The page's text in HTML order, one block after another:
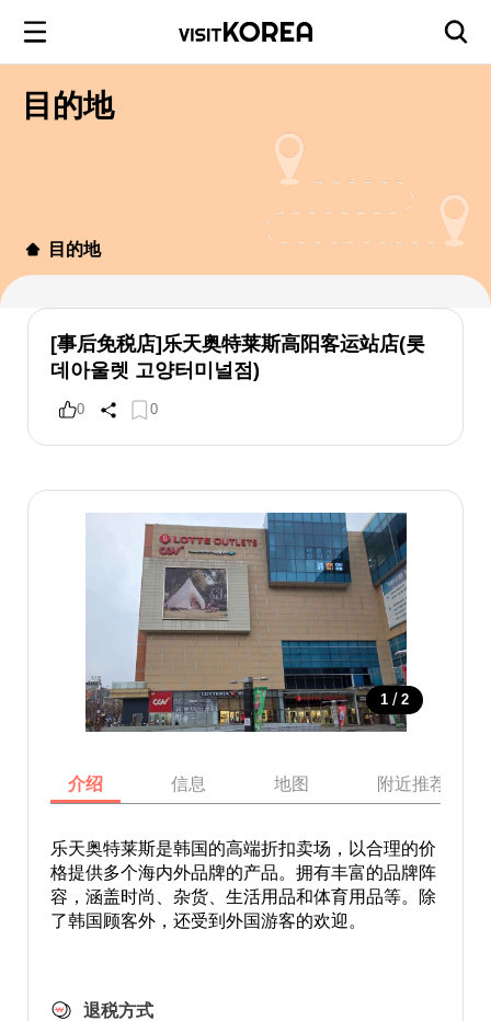
目的地
目的地
[事后免税店]乐天奥特莱斯高阳客运站店(롯
데아울렛 고양터미널점)
0 0
1 / 2
介绍 信息 地图 附近推荐景点
乐天奥特莱斯是韩国的高端折扣卖场，以合理的价
格提供多个海内外品牌的产品。拥有丰富的品牌阵
容，涵盖时尚、杂货、生活用品和体育用品等。除
了韩国顾客外，还受到外国游客的欢迎。
退税方式